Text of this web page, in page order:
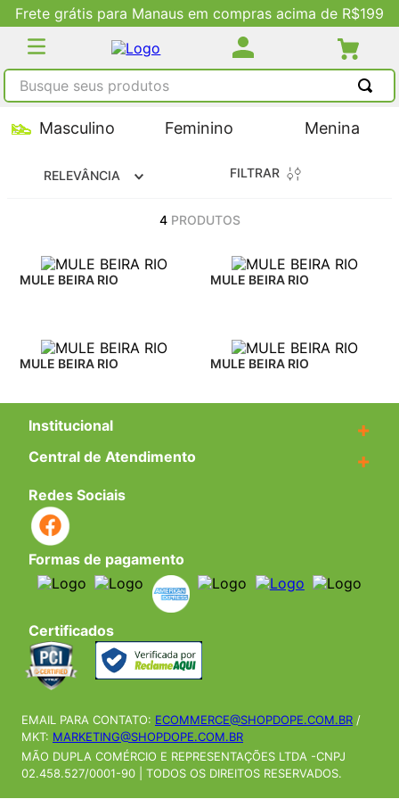
Frete grátis para Manaus em compras acima de R$199
Busque seus produtos
Masculino Feminino Menina
RELEVÂNCIA FILTRAR
4 PRODUTOS
MULE BEIRA RIO MULE BEIRA RIO
MULE BEIRA RIO MULE BEIRA RIO
Institucional +
Central de Atendimento +
Redes Sociais
Formas de pagamento
Certificados
EMAIL PARA CONTATO: ECOMMERCE@SHOPDOPE.COM.BR /
MKT: MARKETING@SHOPDOPE.COM.BR
MÃO DUPLA COMÉRCIO E REPRESENTAÇÕES LTDA -CNPJ
02.458.527/0001-90 | TODOS OS DIREITOS RESERVADOS.
TERMOS MAIS BUSCADOS
º
tenis feminino
5º tenis